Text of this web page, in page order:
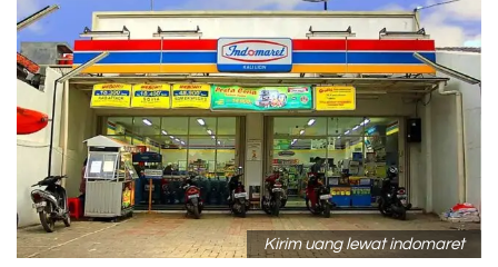
Kirim uang lewat indomaret